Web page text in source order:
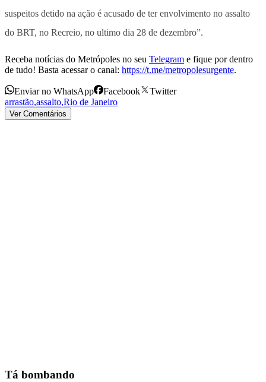
suspeitos detido na ação é acusado de ter envolvimento no assalto
do BRT, no Recreio, no ultimo dia 28 de dezembro”.
Receba notícias do Metrópoles no seu Telegram e fique por dentro
de tudo! Basta acessar o canal: https://t.me/metropolesurgente.
Enviar no WhatsApp Facebook
Twitter
arrastão,assalto,Rio de Janeiro
Ver Comentários
Tá bombando